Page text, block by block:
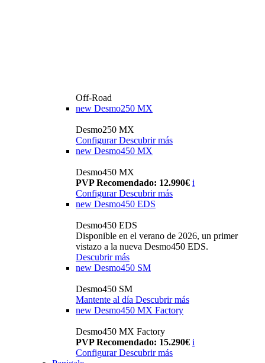
Off-Road
new Desmo250 MX
Desmo250 MX
Configurar Descubrir más
new Desmo450 MX
Desmo450 MX
PVP Recomendado: 12.990€ i
Configurar Descubrir más
new Desmo450 EDS
Desmo450 EDS
Disponible en el verano de 2026, un primer
vistazo a la nueva Desmo450 EDS.
Descubrir más
new Desmo450 SM
Desmo450 SM
Mantente al día Descubrir más
new Desmo450 MX Factory
Desmo450 MX Factory
PVP Recomendado: 15.290€ i
Configurar Descubrir más